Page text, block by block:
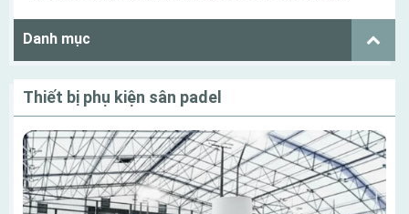
Danh mục
Thiết bị phụ kiện sân padel